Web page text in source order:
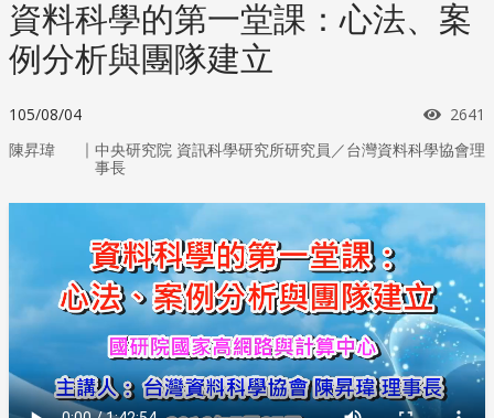
資料科學的第一堂課：心法、案
例分析與團隊建立
105/08/04 瀏覽
2641
陳昇瑋 ｜ 中央研究院 資訊科學研究所研究員／台灣資料科學協會理
事長